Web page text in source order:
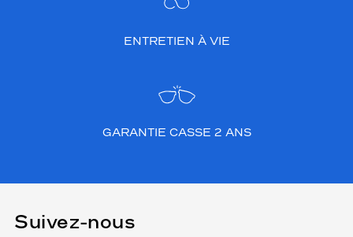
ENTRETIEN À VIE
GARANTIE CASSE 2 ANS
Suivez-nous